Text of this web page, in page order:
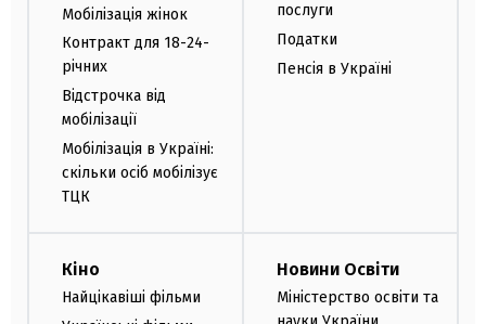
Мобілізація жінок
Контракт для 18-24-
річних
Відстрочка від
мобілізації
Мобілізація в Україні:
скільки осіб мобілізує
ТЦК
послуги
Податки
Пенсія в Україні
Кіно
Найцікавіші фільми
Новини Освіти
Міністерство освіти та